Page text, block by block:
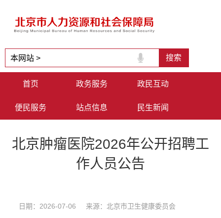
首页 政务服务 政民互动
便民服务 站点信息 民生新闻
北京肿瘤医院2026年公开招聘工
作人员公告
日期：2026-07-06 来源：北京市卫生健康委员会